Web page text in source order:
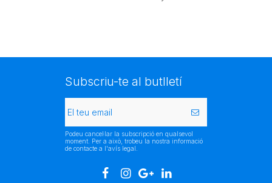
Subscriu-te al butlletí
Podeu cancel·lar la subscripció en qualsevol
moment. Per a això, trobeu la nostra informació
de contacte a l'avís legal.